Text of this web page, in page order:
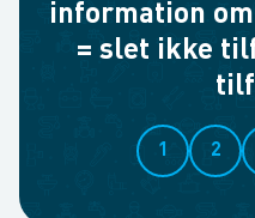
information
= slet ikke
1 2